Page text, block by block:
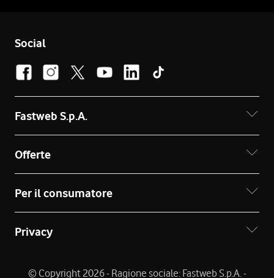
Social
Fastweb S.p.A.
Offerte
Per il consumatore
Privacy
© Copyright 2026 - Ragione sociale: Fastweb S.p.A. -